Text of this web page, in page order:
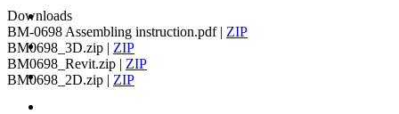
Downloads
BM-0698 Assembling instruction.pdf| ZIP
BM0698_3D.zip | ZIP
BM0698_Revit.zip | ZIP
BM0698_2D.zip | ZIP